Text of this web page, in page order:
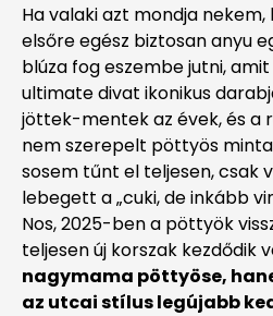
Ha valaki azt mondja
elsőre egész biztosan anyu
blúza fog eszembe jutni,
ultimate divat ikonikus
jöttek-mentek az évek, és a
nem szerepelt pöttyös
sosem tűnt el teljesen, csak
lebegett a „cuki, de inkább
Nos, 2025-ben a pöttyök
teljesen új korszak kezdődik
nagymama pöttyöse,
az utcai stílus legújabb